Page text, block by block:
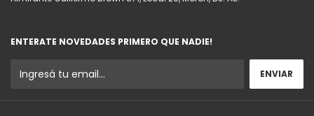
ENTERATE NOVEDADES PRIMERO QUE NADIE!